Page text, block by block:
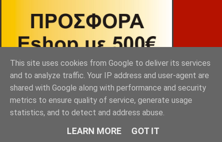
This site uses cookies from Google to deliver its services
and to analyze traffic. Your IP address and user-agent are
shared with Google along with performance and security
metrics to ensure quality of service, generate usage
statistics, and to detect and address abuse.
LEARN MORE GOT IT